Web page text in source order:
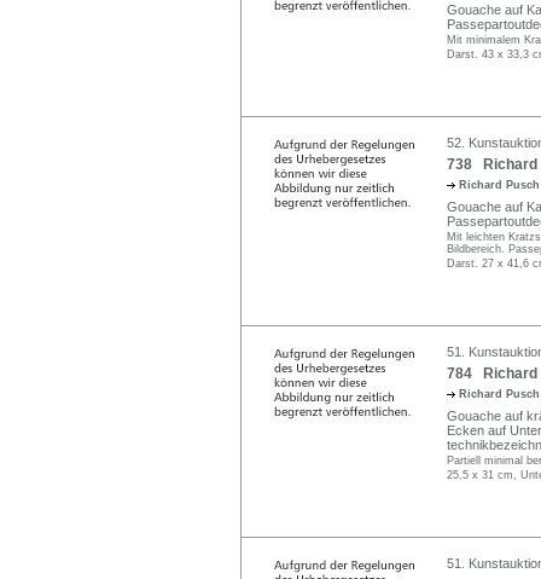
Gouache auf
Mit minimalem
Darst. 43 x 33,3
52.
738 Richard
Richard
Gouache auf
Mit leichten
Bildbereich.
Darst. 27 x 41,6
51.
784 Richard
Richard
Gouache auf
Ecken auf
Partiell minimal
25,5 x 31 cm,
51.